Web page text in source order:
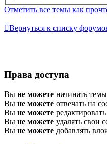
Отметить все темы как
Вернуться к списку
Права доступа
Вы не можете начинать темы
Вы не можете отвечать на
Вы не можете
Вы не можете удалять свои
Вы не можете добавлять